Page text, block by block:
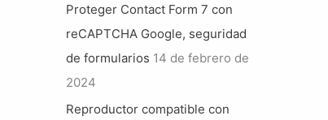
Proteger Contact Form 7 con
reCAPTCHA Google, seguridad
de formularios 14 de febrero de
2024
Reproductor compatible con